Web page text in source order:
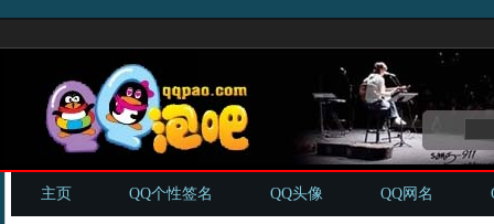
主页 QQ个性签名 QQ头像 QQ网名